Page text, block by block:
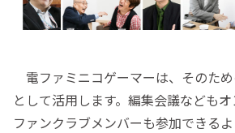
電ファミニコゲーマーは、そのた
として活用します。編集会議なども
ファンクラブメンバーも参加できる